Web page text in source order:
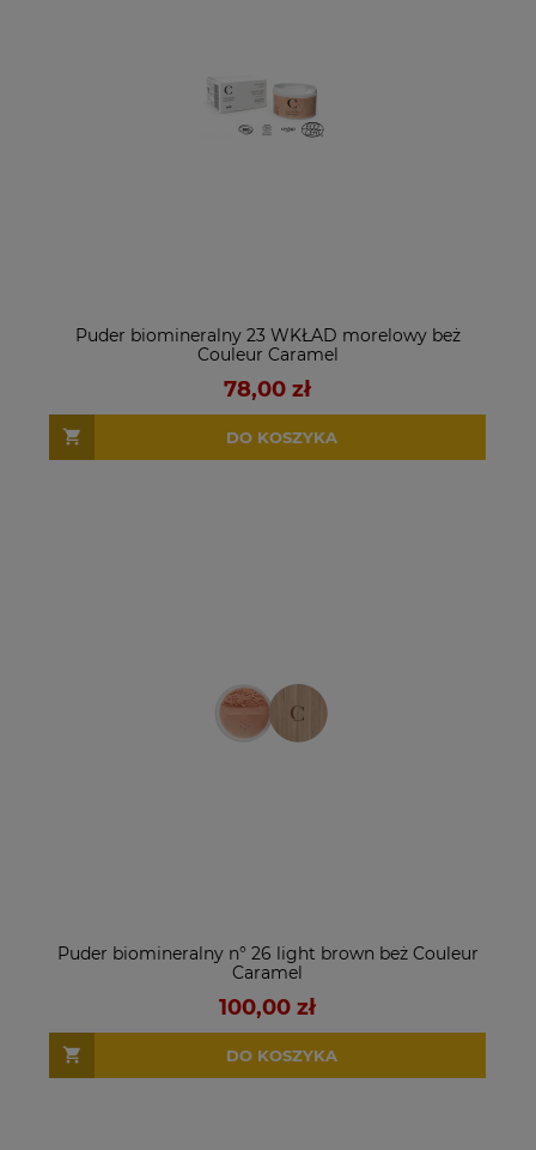
Puder biomineralny 23 WKŁAD morelowy beż
Couleur Caramel
78,00 zł
DO KOSZYKA
Puder biomineralny n° 26 light brown beż Couleur
Caramel
100,00 zł
DO KOSZYKA